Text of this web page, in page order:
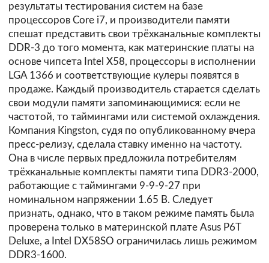
результаты тестирования систем на базе
процессоров Core i7, и производители памяти
спешат представить свои трёхканальные комплекты
DDR-3 до того момента, как материнские платы на
основе чипсета Intel X58, процессоры в исполнении
LGA 1366 и соответствующие кулеры появятся в
продаже. Каждый производитель старается сделать
свои модули памяти запоминающимися: если не
частотой, то таймингами или системой охлаждения.
Компания Kingston, судя по опубликованному вчера
пресс-релизу, сделала ставку именно на частоту.
Она в числе первых предложила потребителям
трёхканальные комплекты памяти типа DDR3-2000,
работающие с таймингами 9-9-9-27 при
номинальном напряжении 1.65 В. Следует
признать, однако, что в таком режиме память была
проверена только в материнской плате Asus P6T
Deluxe, а Intel DX58SO ограничилась лишь режимом
DDR3-1600.